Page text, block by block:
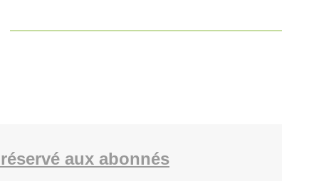
aux abonnés